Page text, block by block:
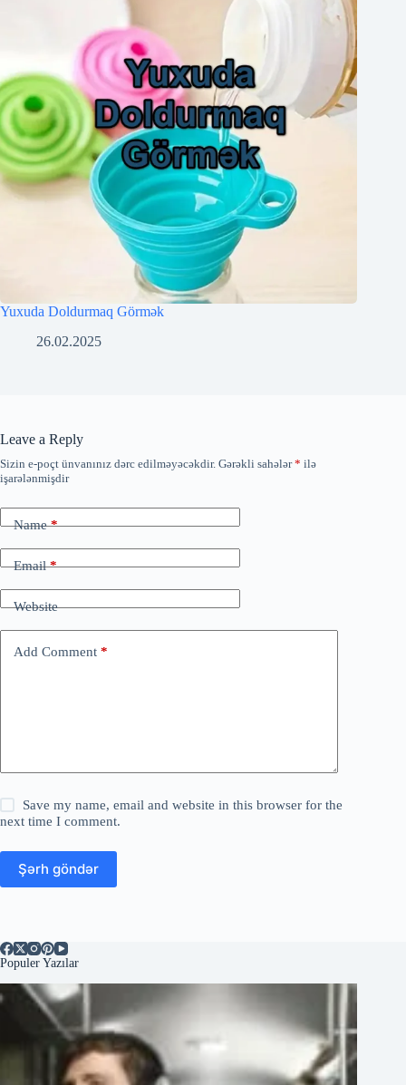
Yuxuda Doldurmaq Görmək
26.02.2025
Leave a Reply
Sizin e-poçt ünvanınız dərc edilməyəcəkdir. Gərəkli sahələr* ilə
işarələnmişdir
Name*
Email*
Website
Add Comment *
Save my name, email and website in this browser for the
next time I comment.
Şərh göndər
Populer Yazılar